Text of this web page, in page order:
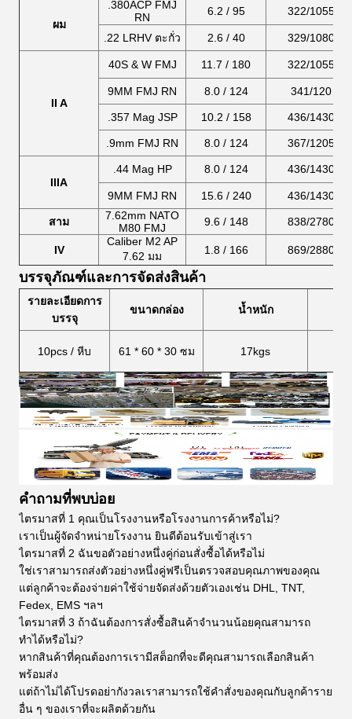
ผม
.380ACP FMJ
RN
6.2 / 95 322/1055
.22 LRHV ตะกั่ว 2.6 / 40 329/1080
II A
40S & W FMJ 11.7 / 180 322/1055
9MM FMJ RN 8.0 / 124 341/120
.357 Mag JSP 10.2 / 158 436/1430
.9mm FMJ RN 8.0 / 124 367/1205
IIIA
.44 Mag HP 8.0 / 124 436/1430
9MM FMJ RN 15.6 / 240 436/1430
สาม
7.62mm NATO
M80 FMJ
9.6 / 148 838/2780
IV
Caliber M2 AP
7.62 มม
1.8 / 166 869/2880
บรรจุภัณฑ์และการจัดส่งสินค้า
รายละเอียดการ
บรรจุ
ขนาดกล่อง น้ำหนัก
10pcs / หีบ 61 * 60 * 30 ซม 17kgs
คำถามที่พบบ่อย
ไตรมาสที่ 1 คุณเป็นโรงงานหรือโรงงานการค้าหรือไม่?
เราเป็นผู้จัดจำหน่ายโรงงาน ยินดีต้อนรับเข้าสู่เรา
ไตรมาสที่ 2 ฉันขอตัวอย่างหนึ่งคู่ก่อนสั่งซื้อได้หรือไม่
ใช่เราสามารถส่งตัวอย่างหนึ่งคู่ฟรีเป็นตรวจสอบคุณภาพของคุณ
แต่ลูกค้าจะต้องจ่ายค่าใช้จ่ายจัดส่งด้วยตัวเองเช่น DHL, TNT,
Fedex, EMS ฯลฯ
ไตรมาสที่ 3 ถ้าฉันต้องการสั่งซื้อสินค้าจำนวนน้อยคุณสามารถ
ทำได้หรือไม่?
หากสินค้าที่คุณต้องการเรามีสต็อกที่จะดีคุณสามารถเลือกสินค้า
พร้อมส่ง
แต่ถ้าไม่ได้โปรดอย่ากังวลเราสามารถใช้คำสั่งของคุณกับลูกค้าราย
อื่น ๆ ของเราที่จะผลิตด้วยกัน